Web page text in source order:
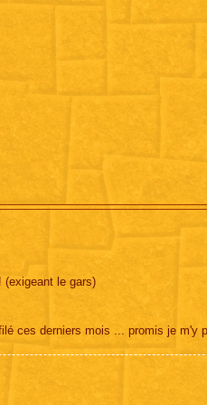
(exigeant le gars)
ces derniers mois ... promis je m'y